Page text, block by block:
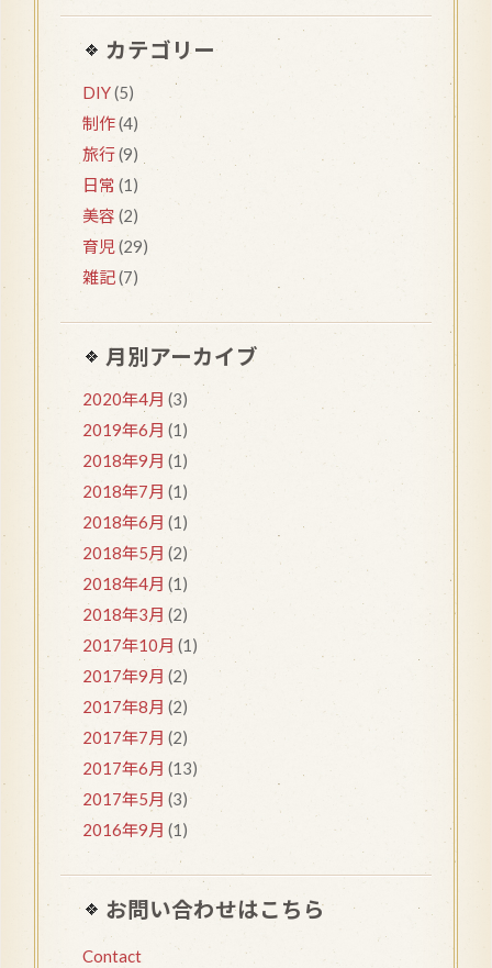
カテゴリー
DIY(5)
制作(4)
旅行(9)
日常 (1)
美容 (2)
育児(29)
雑記(7)
月別アーカイブ
2020年4月 (3)
2019年6月 (1)
2018年9月 (1)
2018年7月 (1)
2018年6月 (1)
2018年5月 (2)
2018年4月 (1)
2018年3月 (2)
2017年10月 (1)
2017年9月 (2)
2017年8月 (2)
2017年7月 (2)
2017年6月 (13)
2017年5月 (3)
2016年9月 (1)
お問い合わせはこちら
Contact